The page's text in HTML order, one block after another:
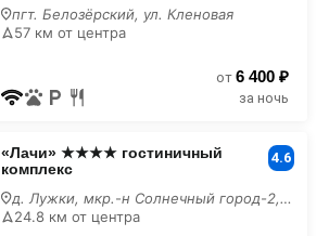
пгт. Белозёрский, ул. Кленовая
57 км от центра
от 6 400 ₽
за ночь
«Лачи» ★★★★ гостиничный
комплекс
4.6
д. Лужки, мкр.-н Солнечный город-2, 2,
24.8 км от центра